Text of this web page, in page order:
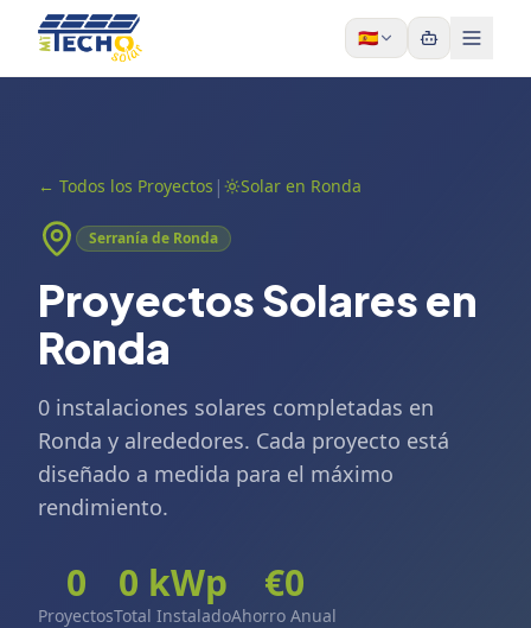
Skip to content
🇪🇸
← Todos los Proyectos | Solar en Ronda
Serranía de Ronda
Proyectos Solares en
Ronda
0 instalaciones solares completadas en
Ronda y alrededores. Cada proyecto está
diseñado a medida para el máximo
rendimiento.
0
Proyectos
0 kWp
Total Instalado
€0
Ahorro Anual